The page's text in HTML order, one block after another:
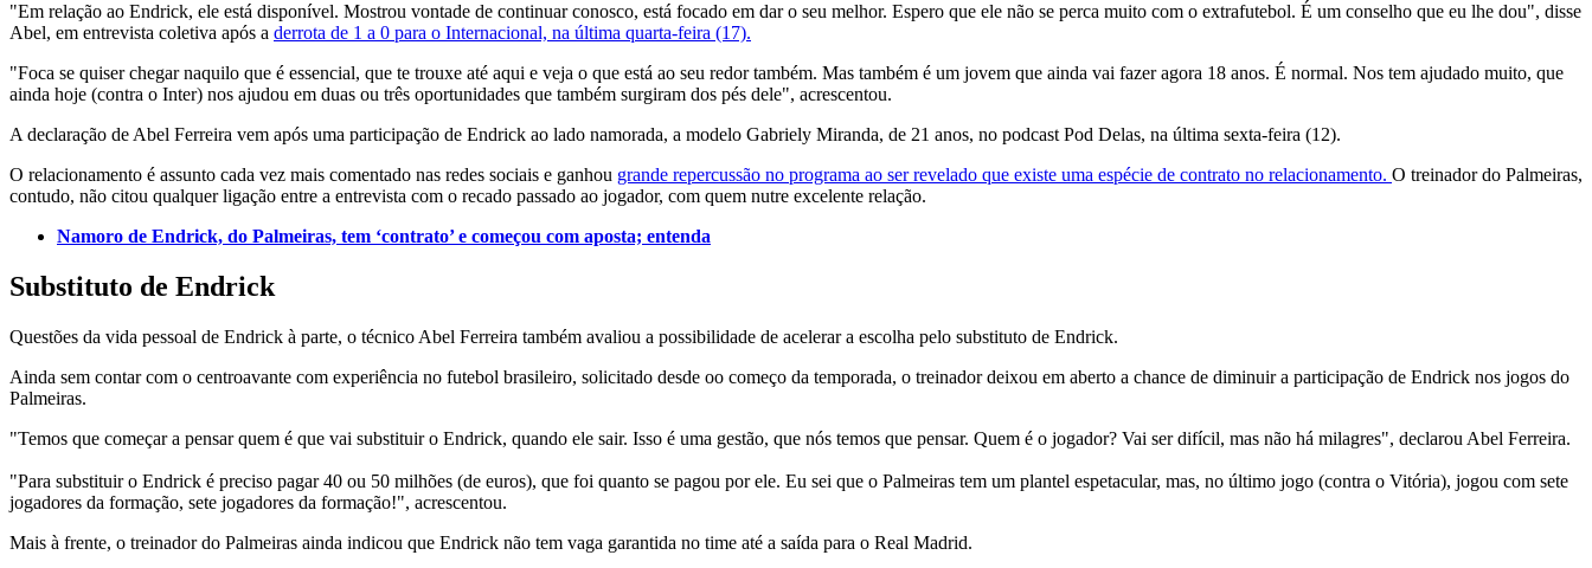
"Em relação ao Endrick, ele está disponível. Mostrou vontade de continuar conosco, está focado em dar o seu melhor. Espero que ele não se perca muito com o extrafutebol. É um conselho que eu lhe dou", disse
Abel, em entrevista coletiva após a derrota de 1 a 0 para o Internacional, na última quarta-feira (17).
"Foca se quiser chegar naquilo que é essencial, que te trouxe até aqui e veja o que está ao seu redor também. Mas também é um jovem que ainda vai fazer agora 18 anos. É normal. Nos tem ajudado muito, que
ainda hoje (contra o Inter) nos ajudou em duas ou três oportunidades que também surgiram dos pés dele", acrescentou.
A declaração de Abel Ferreira vem após uma participação de Endrick ao lado namorada, a modelo Gabriely Miranda, de 21 anos, no podcast Pod Delas, na última sexta-feira (12).
O relacionamento é assunto cada vez mais comentado nas redes sociais e ganhou grande repercussão no programa ao ser revelado que existe uma espécie de contrato no relacionamento. O treinador do Palmeiras,
contudo, não citou qualquer ligação entre a entrevista com o recado passado ao jogador, com quem nutre excelente relação.
Namoro de Endrick, do Palmeiras, tem ‘contrato’ e começou com aposta; entenda
Substituto de Endrick
Questões da vida pessoal de Endrick à parte, o técnico Abel Ferreira também avaliou a possibilidade de acelerar a escolha pelo substituto de Endrick.
Ainda sem contar com o centroavante com experiência no futebol brasileiro, solicitado desde oo começo da temporada, o treinador deixou em aberto a chance de diminuir a participação de Endrick nos jogos do
Palmeiras.
"Temos que começar a pensar quem é que vai substituir o Endrick, quando ele sair. Isso é uma gestão, que nós temos que pensar. Quem é o jogador? Vai ser difícil, mas não há milagres", declarou Abel Ferreira.
"Para substituir o Endrick é preciso pagar 40 ou 50 milhões (de euros), que foi quanto se pagou por ele. Eu sei que o Palmeiras tem um plantel espetacular, mas, no último jogo (contra o Vitória), jogou com sete
jogadores da formação, sete jogadores da formação!", acrescentou.
Mais à frente, o treinador do Palmeiras ainda indicou que Endrick não tem vaga garantida no time até a saída para o Real Madrid.